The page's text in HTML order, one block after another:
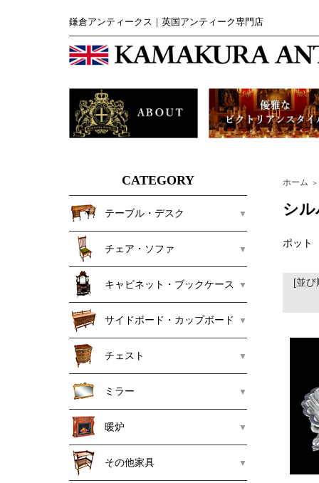
鎌倉アンティークス｜英国アンティーク専門店
CATEGORY
テーブル・デスク
チェア・ソファ
キャビネット・ブックケース
サイドボード・カップボード
チェスト
ミラー
暖炉
その他家具
ホーム ＞
シ
ポット
[並